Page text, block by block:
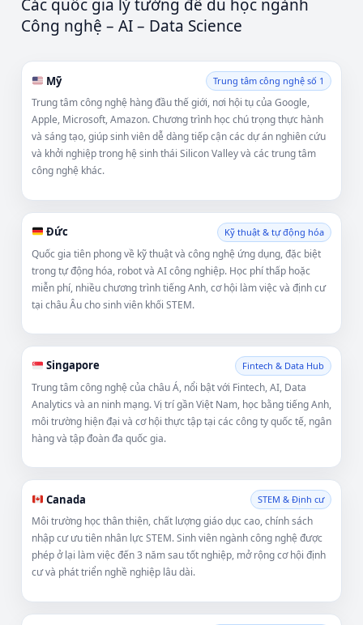
Các quốc gia lý tưởng để du học ngành
Công nghệ – AI – Data Science
Mỹ Trung tâm công nghệ số 1
Trung tâm công nghệ hàng đầu thế giới, nơi hội tụ của Google,
Apple, Microsoft, Amazon. Chương trình học chú trọng thực hành
và sáng tạo, giúp sinh viên dễ dàng tiếp cận các dự án nghiên cứu
và khởi nghiệp trong hệ sinh thái Silicon Valley và các trung tâm
công nghệ khác.
Đức Kỹ thuật & tự động hóa
Quốc gia tiên phong về kỹ thuật và công nghệ ứng dụng, đặc biệt
trong tự động hóa, robot và AI công nghiệp. Học phí thấp hoặc
miễn phí, nhiều chương trình tiếng Anh, cơ hội làm việc và định cư
tại châu Âu cho sinh viên khối STEM.
Singapore Fintech & Data Hub
Trung tâm công nghệ của châu Á, nổi bật với Fintech, AI, Data
Analytics và an ninh mạng. Vị trí gần Việt Nam, học bằng tiếng Anh,
môi trường hiện đại và cơ hội thực tập tại các công ty quốc tế, ngân
hàng và tập đoàn đa quốc gia.
Canada STEM & Định cư
Môi trường học thân thiện, chất lượng giáo dục cao, chính sách
nhập cư ưu tiên nhân lực STEM. Sinh viên ngành công nghệ được
phép ở lại làm việc đến 3 năm sau tốt nghiệp, mở rộng cơ hội định
cư và phát triển nghề nghiệp lâu dài.